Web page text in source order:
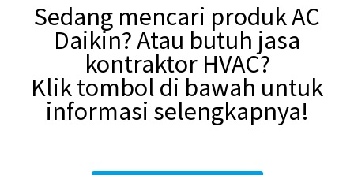
Sedang mencari produk AC
Daikin? Atau butuh jasa
kontraktor HVAC?
Klik tombol di bawah untuk
informasi selengkapnya!